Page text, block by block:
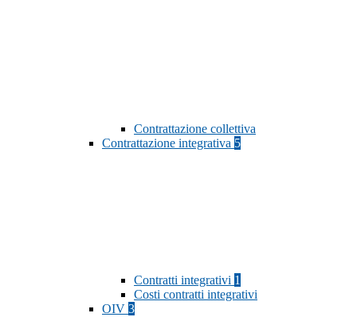
Contrattazione collettiva
Contrattazione integrativa 5
Contratti integrativi 1
Costi contratti integrativi
OIV 3